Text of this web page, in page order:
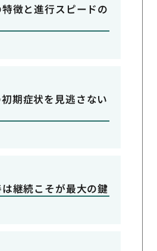
徴と進行スピードの
期症状を見逃さない
継続こそが最大の鍵